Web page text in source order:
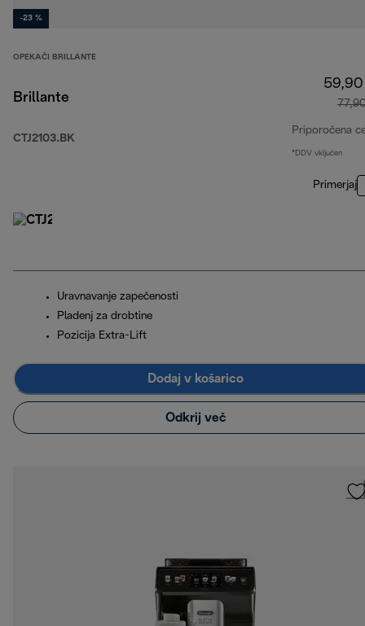
-23 %
OPEKAČI BRILLANTE
Brillante
CTJ2103.BK
Priporočena
*DDV vključen
Primerjaj
Uravnavanje zapečenosti
Pladenj za drobtine
Pozicija Extra-Lift
Dodaj v košarico
Odkrij več